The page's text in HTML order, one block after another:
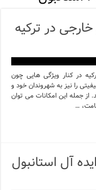
متفاوت از خرید و سبک
استانبولی
استانبولی
در ترکیه
در کنار ویژگی هایی چون
را نیز به شهروندان خود و
از جمله این امکانات می توان
…